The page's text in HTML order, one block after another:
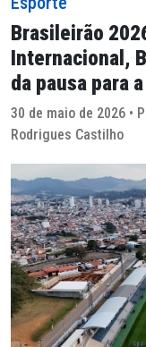
Brasileirão
Internacional,
da pausa para
30 de maio de 2026 •
Rodrigues Castilho